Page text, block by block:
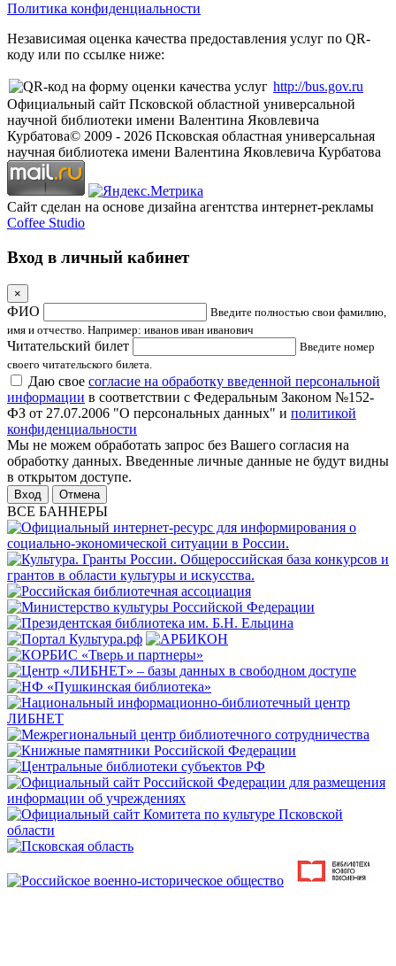
Политика конфиденциальности
Независимая оценка качества предоставления услуг по QR-
коду или по ссылке ниже:
http://bus.gov.ru
Официальный сайт Псковской областной универсальной
научной библиотеки имени Валентина Яковлевича
Курбатова© 2009 - 2026 Псковская областная универсальная
научная библиотека имени Валентина Яковлевича Курбатова
Сайт сделан на основе дизайна агентства интернет-рекламы
Coffee Studio
Вход в личный кабинет
×
ФИО
Введите полностью свои фамилию,
имя и отчество. Например: иванов иван иванович
Читательский билет
Введите номер
своего читательского билета.
Даю свое согласие на обработку введенной персональной
информации в соответствии с Федеральным Законом №152-
ФЗ от 27.07.2006 "О персональных данных" и политикой
конфиденциальности
Мы не можем обработать запрос без Вашего согласия на
обработку данных. Введенные личные данные не будут видны
в открытом доступе.
Отмена
ВСЕ БАННЕРЫ